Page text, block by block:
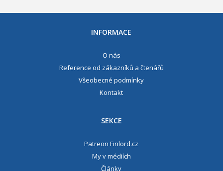
INFORMACE
O nás
Reference od zákazníků a čtenářů
Všeobecné podmínky
Kontakt
SEKCE
Patreon Finlord.cz
My v médiích
Články